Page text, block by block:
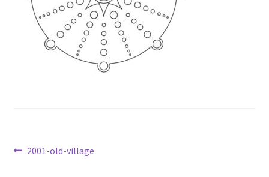
Mandalathèque
Me contacter
Vidéos
Navigation
Article
2001-old-village